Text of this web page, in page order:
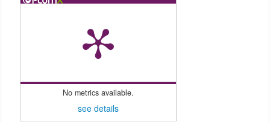
No metrics available.
see details